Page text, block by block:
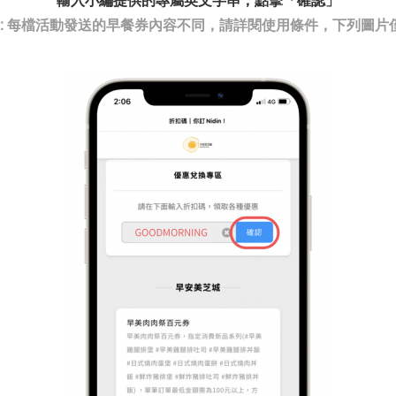
每檔活動發送的早餐券內容不同，請詳閱使用條件，下列圖片